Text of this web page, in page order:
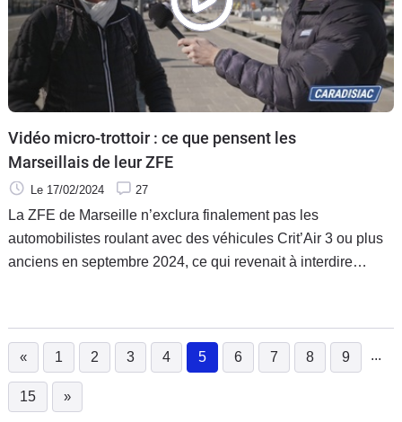
Vidéo micro-trottoir : ce que pensent les
Marseillais de leur ZFE
Le 17/02/2024 27
La ZFE de Marseille n’exclura finalement pas les
automobilistes roulant avec des véhicules Crit’Air 3 ou plus
anciens en septembre 2024, ce qui revenait à interdire
cette mesure.
«
1 2 3 4 5
(current)
6 7 8 9 ...
15 »